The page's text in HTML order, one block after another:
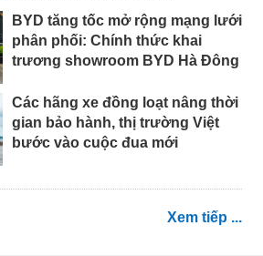
BYD tăng tốc mở rộng mạng lưới
phân phối: Chính thức khai
trương showroom BYD Hà Đông
Các hãng xe đồng loạt nâng thời
gian bảo hành, thị trường Việt
bước vào cuộc đua mới
Xem tiếp ...